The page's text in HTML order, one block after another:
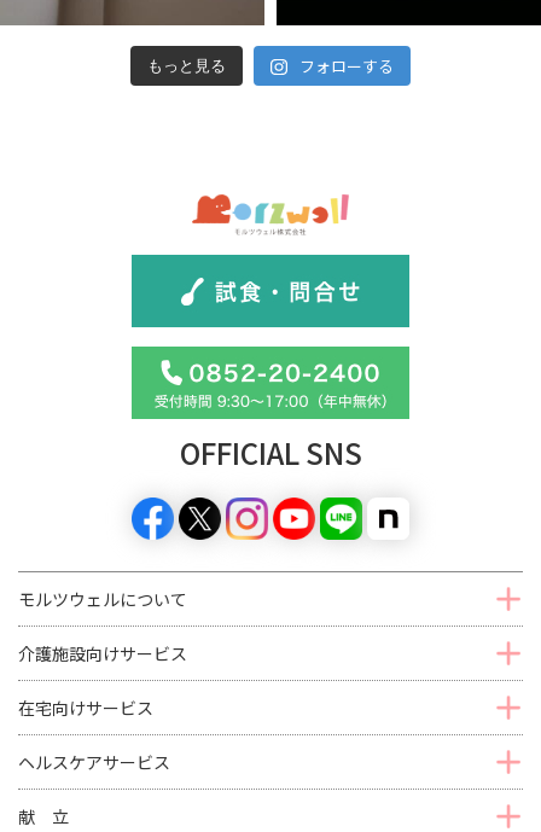
もっと見る フォローする
OFFICIAL SNS
モルツウェルについて
介護施設向けサービス
在宅向けサービス
ヘルスケアサービス
献 立